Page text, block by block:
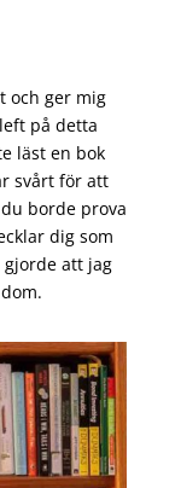
och ger mig
på detta
läst en bok
svårt för att
borde prova
dig som
att jag